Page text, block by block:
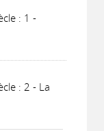
: 1 -
: 2 - La